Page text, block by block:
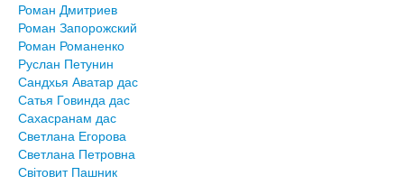
Роман Дмитриев
Роман Запорожский
Роман Романенко
Руслан Петунин
Сандхья Аватар дас
Сатья Говинда дас
Сахасранам дас
Светлана Егорова
Светлана Петровна
Світовит Пашник